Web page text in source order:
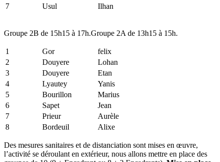
7
Usul Ilhan
Groupe 2B de 15h15 à 17h.Groupe 2A de 13h15 à 15h.
1 Gor
felix
2
Douyere
Lohan
3
Douyere
Etan
4
Lyautey
Yanis
5
Bourillon
Marius
6
Sapet
Jean
7
Prieur
Aurèle
8
Bordeuil Alixe
Des mesures sanitaires et de distanciation sont mises en œuvre,
l’activité se déroulant en extérieur, nous allons mettre en place des